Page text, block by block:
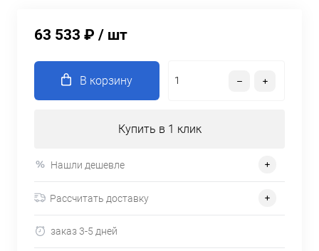
63 533 ₽ / шт
В корзину
Купить в 1 клик
Нашли дешевле
Рассчитать доставку
заказ 3-5 дней